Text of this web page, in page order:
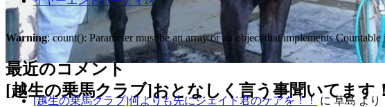
Warning: count(): Parameter must be an array or an object that implements
最近のコメント
[越生の乗馬クラブ]何よりも先にジェイド君のケアを！！ に草島 より
[越生の乗馬クラブ]おとなしく言う事聞いてます